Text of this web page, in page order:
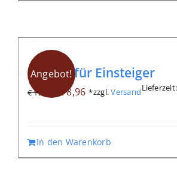
Angebot!
Qigong für Einsteiger
€12,80
Ursprünglicher
€ 12,80
€8,96Aktueller
€ 8,96.
*zzgl.Versand
In den Warenkorb